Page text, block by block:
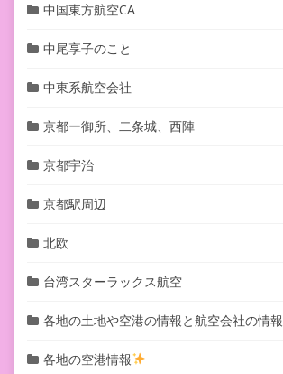
中国東方航空CA
中尾享子のこと
中東系航空会社
京都ー御所、二条城、西陣
京都宇治
京都駅周辺
北欧
台湾スターラックス航空
各地の土地や空港の情報と航空会社の情報
各地の空港情報